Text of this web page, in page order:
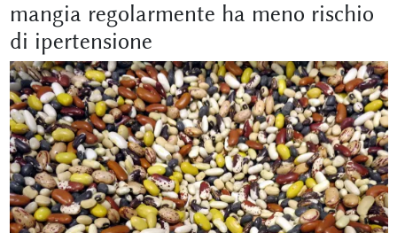
mangia regolarmente ha meno rischio
di ipertensione